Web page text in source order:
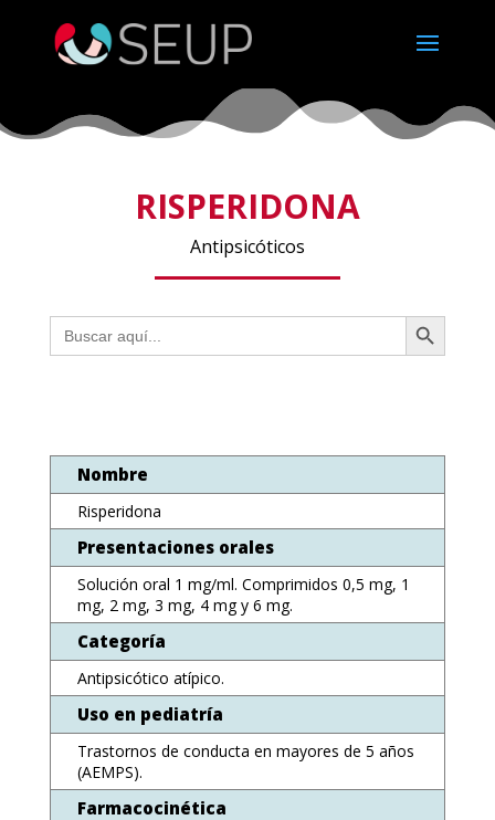
RISPERIDONA
Antipsicóticos
Buscar: Botón de búsqueda
Nombre
Risperidona
Presentaciones orales
Solución oral 1 mg/ml. Comprimidos 0,5 mg, 1
mg, 2 mg, 3 mg, 4 mg y 6 mg.
Categoría
Antipsicótico atípico.
Uso en pediatría
Trastornos de conducta en mayores de 5 años
(AEMPS).
Farmacocinética